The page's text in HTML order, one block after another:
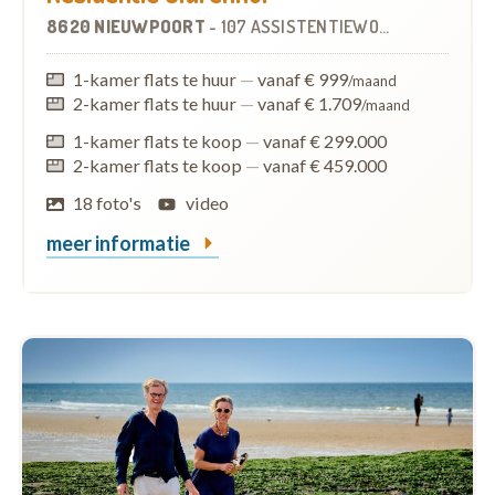
8620 NIEUWPOORT - 107 ASSISTENTIEWONINGEN
1-kamer flats te huur — vanaf € 999/maand
2-kamer flats te huur — vanaf € 1.709/maand
1-kamer flats te koop — vanaf € 299.000
2-kamer flats te koop — vanaf € 459.000
18 foto's
video
meer informatie